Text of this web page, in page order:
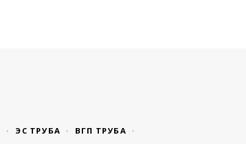
ЭС ТРУБА
ВГП ТРУБА